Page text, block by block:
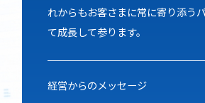
れからもお客さまに常に寄り添う
て成長して参ります。
経営からのメッセージ